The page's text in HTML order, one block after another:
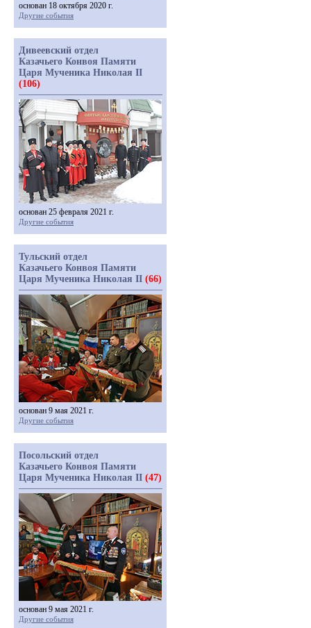
основан 18 октября 2020 г.
Другие события
Дивеевский отдел
Казачьего Конвоя Памяти
Царя Мученика Николая II
(106)
основан 25 февраля 2021 г.
Другие события
Тульский отдел
Казачьего Конвоя Памяти
Царя Мученика Николая II (66)
основан 9 мая 2021 г.
Другие события
Посольский отдел
Казачьего Конвоя Памяти
Царя Мученика Николая II (47)
основан 9 мая 2021 г.
Другие события